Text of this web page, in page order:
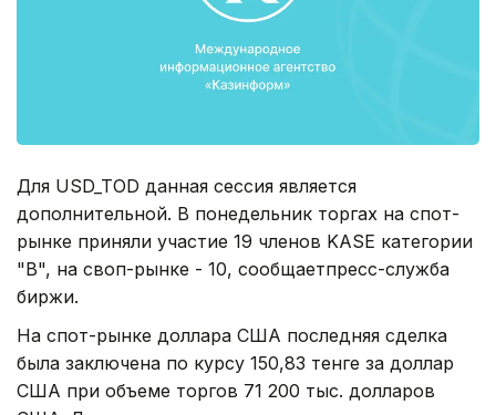
Для USD_TOD данная сессия является
дополнительной. В понедельник торгах на спот-
рынке приняли участие 19 членов KASE категории
"В", на своп-рынке - 10, сообщаетпресс-служба
биржи.
На спот-рынке доллара США последняя сделка
была заключена по курсу 150,83 тенге за доллар
США при объеме торгов 71 200 тыс. долларов